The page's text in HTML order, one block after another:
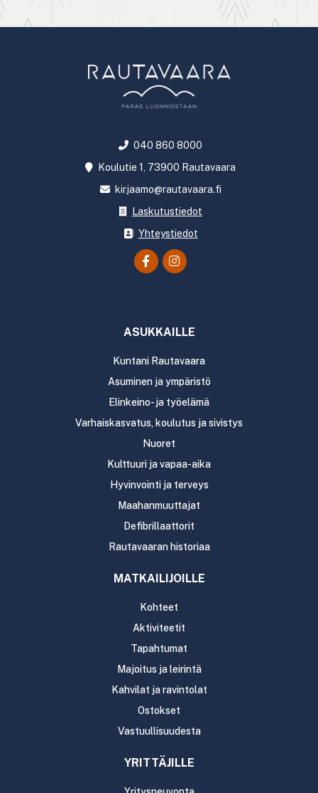
040 860 8000
Koulutie 1, 73900 Rautavaara
kirjaamo@rautavaara.fi
Laskutustiedot
Yhteystiedot
ASUKKAILLE
Kuntani Rautavaara
Asuminen ja ympäristö
Elinkeino- ja työelämä
Varhaiskasvatus, koulutus ja sivistys
Nuoret
Kulttuuri ja vapaa-aika
Hyvinvointi ja terveys
Maahanmuuttajat
Defibrillaattorit
Rautavaaran historiaa
MATKAILIJOILLE
Kohteet
Aktiviteetit
Tapahtumat
Majoitus ja leirintä
Kahvilat ja ravintolat
Ostokset
Vastuullisuudesta
YRITTÄJILLE